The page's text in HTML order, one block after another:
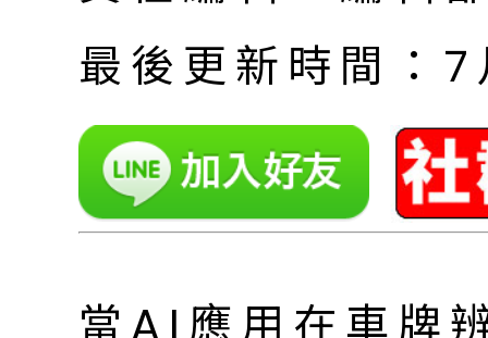
最後更新時間
當AI應用在車牌